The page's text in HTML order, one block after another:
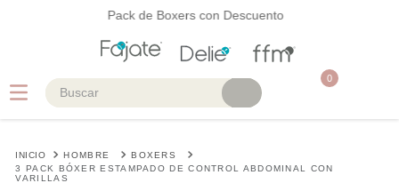
Pack de Boxers con Descuento
Buscar 0
HOMBRE
BOXERS
3 PACK BÓXER ESTAMPADO DE CONTROL ABDOMINAL CON
VARILLAS
1. faja